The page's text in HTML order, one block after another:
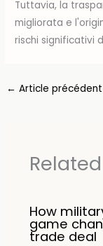
Tuttavia, la
migliorata e
rischi significativi
← Article précédent
How
game
trade deal